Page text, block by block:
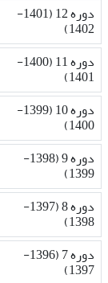
دوره 12 (1401-
1402)
دوره 11 (1400-
1401)
دوره 10 (1399-
1400)
دوره 9 (1398-
1399)
دوره 8 (1397-
1398)
دوره 7 (1396-
1397)